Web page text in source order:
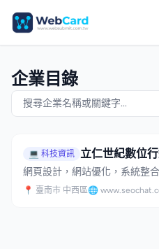
企業目錄
💻 科技資訊 立仁世紀數位
網頁設計，網站優化，系統整合
📍 臺南市 中西區🌐